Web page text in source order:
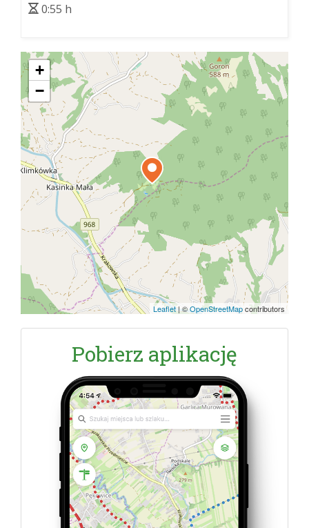
0:55 h
+
−
Leaflet |©OpenStreetMapcontributors
Pobierz aplikację